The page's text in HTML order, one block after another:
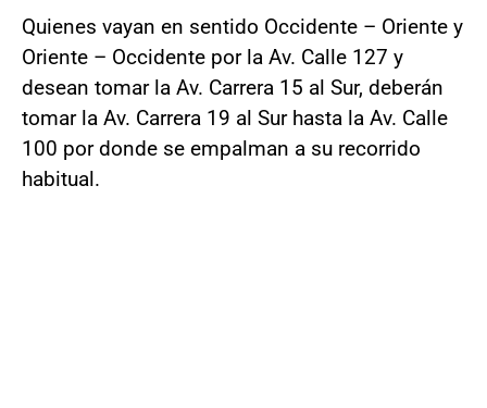
Quienes vayan en sentido Occidente – Oriente y
Oriente – Occidente por la Av. Calle 127 y
desean tomar la Av. Carrera 15 al Sur, deberán
tomar la Av. Carrera 19 al Sur hasta la Av. Calle
100 por donde se empalman a su recorrido
habitual.